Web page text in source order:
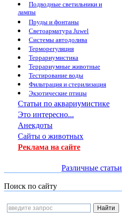
Подводные светильники и
лампы
Пруды и фонтаны
Светоарматура Juwel
Системы автодолива
Терморегуляция
Террариумистика
Террариумные животные
Тестирование воды
Фильтрация и стерилизация
Экзотические птицы
Статьи по аквариумистике
Это интересно...
Анекдоты
Сайты о животных
Реклама на сайте
Различные статьи
Поиск по сайту